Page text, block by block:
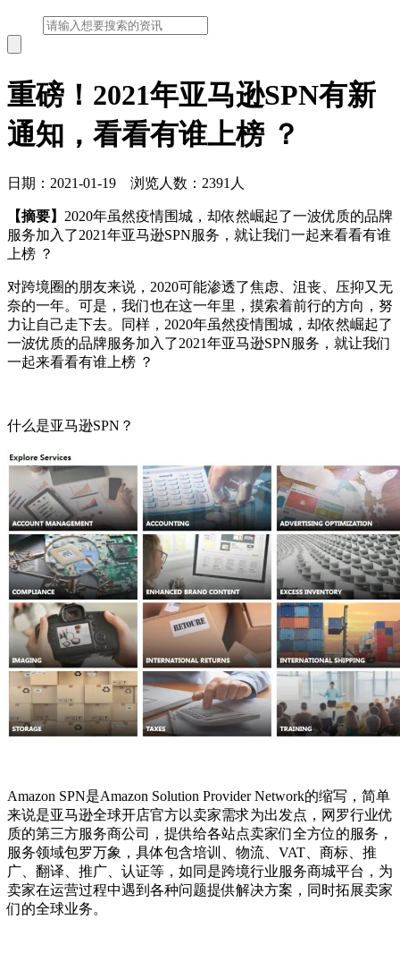
重磅！2021年亚马逊SPN有新
通知，看看有谁上榜 ？
日期：2021-01-19 浏览人数：2391人
【摘要】 2020年虽然疫情围城，却依然崛起了一波优质的品牌
服务加入了2021年亚马逊SPN服务，就让我们一起来看看有谁
上榜 ？
对跨境圈的朋友来说，2020可能渗透了焦虑、沮丧、压抑又无
奈的一年。可是，我们也在这一年里，摸索着前行的方向，努
力让自己走下去。同样，2020年虽然疫情围城，却依然崛起了
一波优质的品牌服务加入了2021年亚马逊SPN服务，就让我们
一起来看看有谁上榜 ？
什么是亚马逊SPN？
Amazon SPN是Amazon Solution Provider Network的缩写，简单
来说是亚马逊全球开店官方以卖家需求为出发点，网罗行业优
质的第三方服务商公司，提供给各站点卖家们全方位的服务，
服务领域包罗万象，具体包含培训、物流、VAT、商标、推
广、翻译、推广、认证等，如同是跨境行业服务商城平台，为
卖家在运营过程中遇到各种问题提供解决方案，同时拓展卖家
们的全球业务。